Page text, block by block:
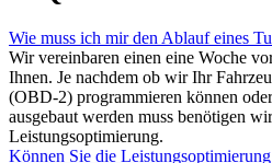
Wie muss ich mir den Ablauf eines
Wir vereinbaren einen eine Woche
Ihnen. Je nachdem ob wir Ihr
(OBD-2) programmieren können
ausgebaut werden muss benötigen
Leistungsoptimierung.
Können Sie die